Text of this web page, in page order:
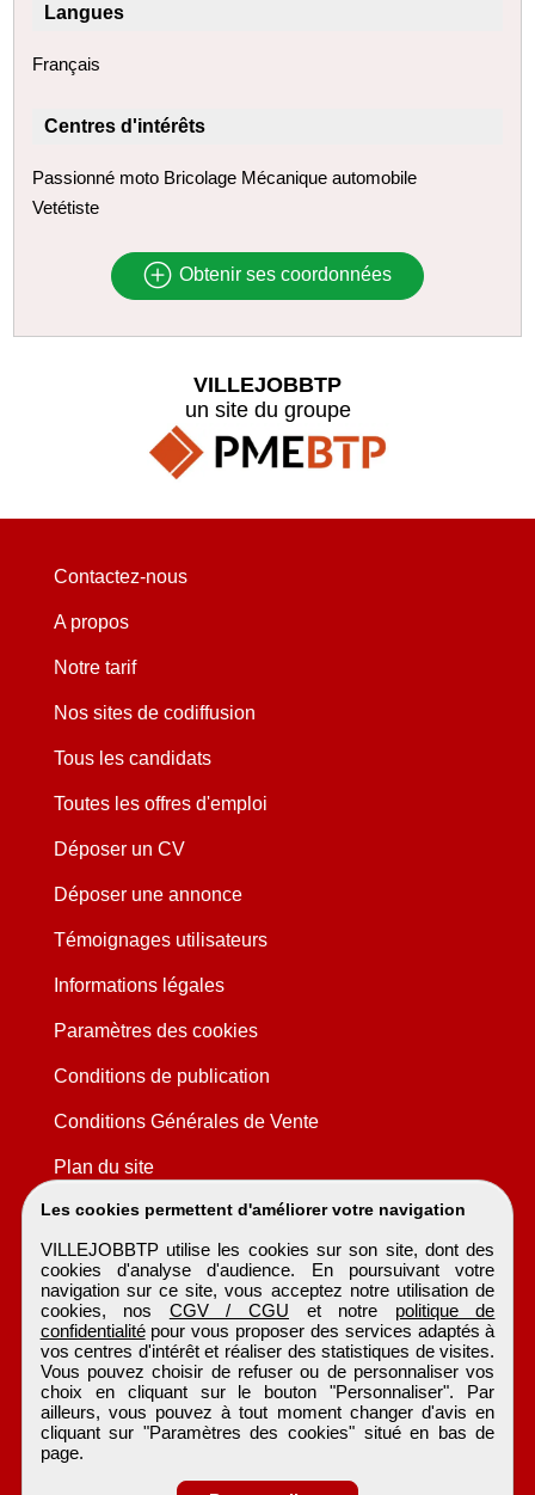
Langues
Français
Centres d'intérêts
Passionné moto Bricolage Mécanique automobile
Vetétiste
Obtenir ses coordonnées
Les cookies permettent d'améliorer votre navigation
VILLEJOBBTP utilise les cookies sur son site, dont des
cookies d'analyse d'audience. En poursuivant votre
navigation sur ce site, vous acceptez notre utilisation de
cookies, nos CGV / CGU et notre politique de
confidentialitépour vous proposer des services adaptés à
vos centres d'intérêt et réaliser des statistiques de visites.
Vous pouvez choisir de refuser ou de personnaliser vos
choix en cliquant sur le bouton "Personnaliser". Par
ailleurs, vous pouvez à tout moment changer d'avis en
cliquant sur "Paramètres des cookies" situé en bas de
page.
VILLEJOBBTP
un site du groupe
Contactez-nous
A propos
Notre tarif
Nos sites de codiffusion
Tous les candidats
Toutes les offres d'emploi
Déposer un CV
Déposer une annonce
Témoignages utilisateurs
Informations légales
Paramètres des cookies
Conditions de publication
Conditions Générales de Vente
Plan du site